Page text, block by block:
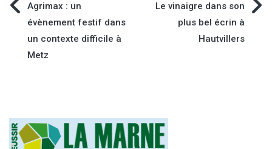
Navigation
de
Agrimax : un
évènement festif dans
un contexte difficile à
Metz
Le vinaigre dans son
plus bel écrin à
Hautvillers